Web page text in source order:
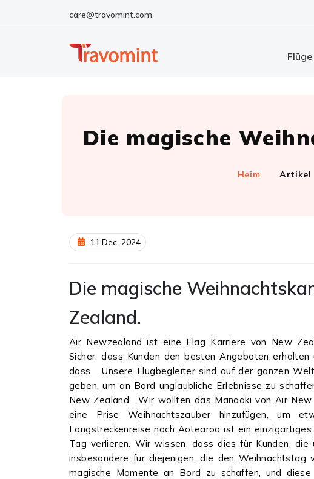
care@travomint.com
Flüge
Die magische
Heim Artikel
11 Dec, 2024
Die magische
Zealand.
Air Newzealand ist eine Flag Karriere von New
Sicher, dass Kunden den besten Angeboten
dass „Unsere Flugbegleiter sind auf der ganzen
geben, um an Bord unglaubliche Erlebnisse zu
New Zealand. „Wir wollten das Manaaki von Air
eine Prise Weihnachtszauber hinzufügen, um
Langstreckenreise nach Aotearoa ist ein
Tag verlieren. Wir wissen, dass dies für Kunden,
insbesondere für diejenigen, die den
magische Momente an Bord zu schaffen, und